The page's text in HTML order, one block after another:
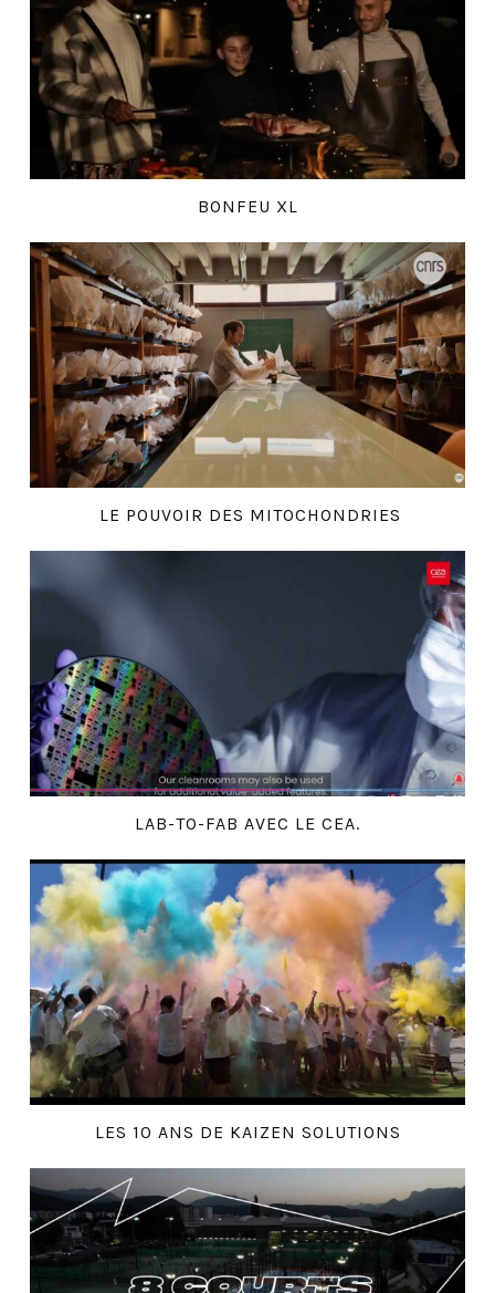
BONFEU XL
LE POUVOIR DES MITOCHONDRIES
LAB-TO-FAB AVEC LE CEA.
LES 10 ANS DE KAIZEN SOLUTIONS